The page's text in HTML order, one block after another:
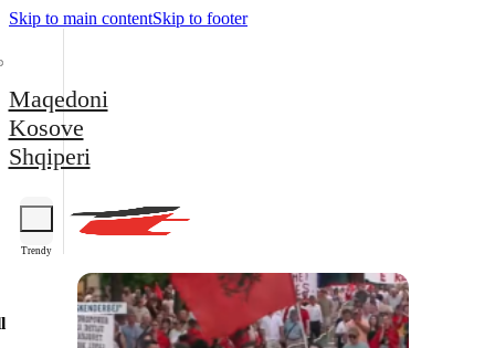
Skip to main contentSkip to footer
Maqedoni
Kosove
Shqiperi
Trendy